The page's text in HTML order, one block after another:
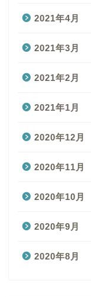
2021年4月
2021年3月
2021年2月
2021年1月
2020年12月
2020年11月
2020年10月
2020年9月
2020年8月